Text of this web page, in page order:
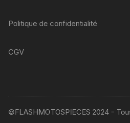
Politique de confidentialité
CGV
©FLASHMOTOSPIECES 2024 -